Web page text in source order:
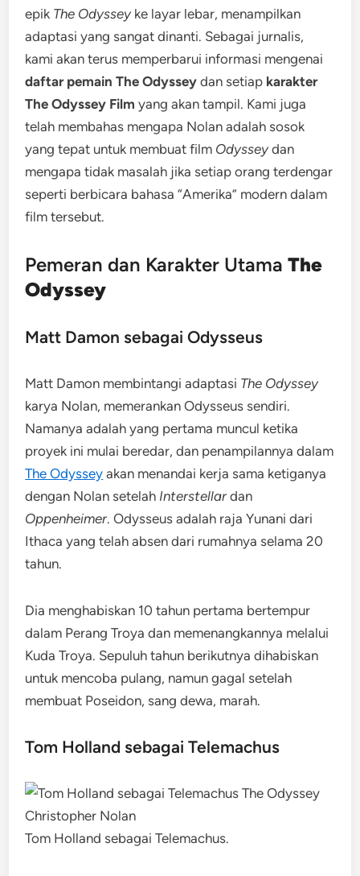
epik The Odysseyke layar lebar, menampilkan
adaptasi yang sangat dinanti. Sebagai jurnalis,
kami akan terus memperbarui informasi mengenai
daftar pemain The Odyssey dan setiap karakter
The Odyssey Film yang akan tampil. Kami juga
telah membahas mengapa Nolan adalah sosok
yang tepat untuk membuat film Odysseydan
mengapa tidak masalah jika setiap orang terdengar
seperti berbicara bahasa “Amerika” modern dalam
film tersebut.
Pemeran dan Karakter UtamaThe
Odyssey
Matt Damon sebagai Odysseus
Matt Damon membintangi adaptasi The Odyssey
karya Nolan, memerankan Odysseus sendiri.
Namanya adalah yang pertama muncul ketika
proyek ini mulai beredar, dan penampilannya dalam
The Odyssey akan menandai kerja sama ketiganya
dengan Nolan setelah Interstellar dan
Oppenheimer. Odysseus adalah raja Yunani dari
Ithaca yang telah absen dari rumahnya selama 20
tahun.
Dia menghabiskan 10 tahun pertama bertempur
dalam Perang Troya dan memenangkannya melalui
Kuda Troya. Sepuluh tahun berikutnya dihabiskan
untuk mencoba pulang, namun gagal setelah
membuat Poseidon, sang dewa, marah.
Tom Holland sebagai Telemachus
Tom Holland sebagai Telemachus.